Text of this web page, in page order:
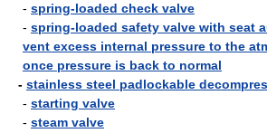
- spring-loaded check valve
- spring-loaded safety valve with seat
vent excess internal pressure to the
once pressure is back to normal
- stainless steel padlockable
- starting valve
- steam valve